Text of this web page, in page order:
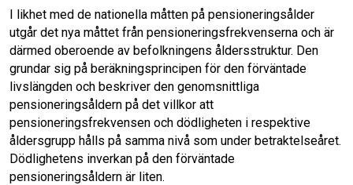
I likhet med de nationella måtten på pensione­ringsålder
utgår det nya måttet från pensione­ringsfrekvenserna och är
därmed oberoende av befolkningens åldersstruktur. Den
grundar sig på beräkningsprincipen för den förvänta­de
livslängden och beskriver den genom­snittliga
pensioneringsåldern på det villkor att
pensioneringsfrekvensen och dödligheten i respektive
åldersgrupp hålls på samma nivå som under betraktelseåret.
Dödlighetens in­verkan på den förväntade
pensioneringsåldern är liten.